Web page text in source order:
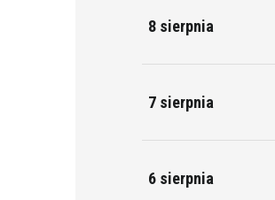
8 sierpnia
7 sierpnia
6 sierpnia